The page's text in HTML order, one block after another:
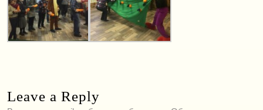
Leave a Reply